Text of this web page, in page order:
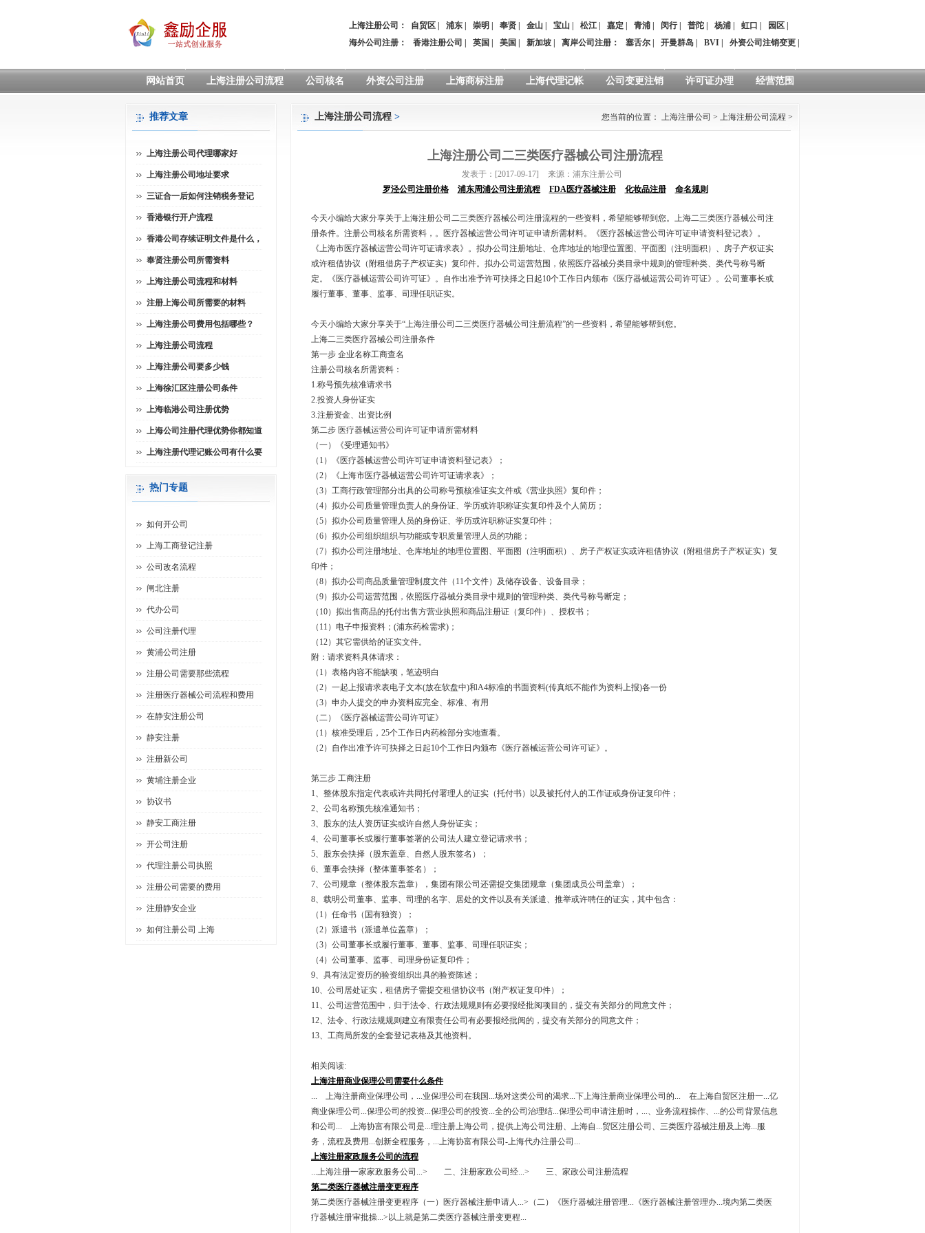
上海注册公司： 自贸区 浦东 崇明 奉贤 金山 宝山 松江 嘉定 青浦 闵行| 普陀 杨浦 虹口 园区
海外公司注册：
香港注册公司 英国 美国 新加坡 离岸公司注册 ： 塞舌尔 开曼群岛 BVI 外资公司注销变更
网站首页 上海注册公司流程 公司核名 外资公司注册 上海商标注册 上海代理记帐 公司变更注销 许可证办理 经营范围
上海注册公司流程 > 您当前的位置： 上海注册公司 > 上海注册公司流程 >
上海注册公司二三类医疗器械公司注册流程
发表于：[2017-09-17]
来源：浦东注册公司
罗泾公司注册价格
浦东周浦公司注册流程 FDA医疗器械注册 化妆品注册 命名规则
今天小编给大家分享关于上海注册公司二三类医疗器械公司注册流程的一些资料，希望能够帮到您。上海二三类医疗器械公司注
册条件。注册公司核名所需资料，。医疗器械运营公司许可证申请所需材料。《医疗器械运营公司许可证申请资料登记表》。
《上海市医疗器械运营公司许可证请求表》。拟办公司注册地址、仓库地址的地理位置图、平面图（注明面积）、房子产权证实
或许租借协议（附租借房子产权证实）复印件。拟办公司运营范围，依照医疗器械分类目录中规则的管理种类、类代号称号断
定。《医疗器械运营公司许可证》。自作出准予许可抉择之日起10个工作日内颁布《医疗器械运营公司许可证》。公司董事长或
履行董事、董事、监事、司理任职证实。
今天小编给大家分享关于“上海注册公司二三类医疗器械公司注册流程”的一些资料，希望能够帮到您。
上海二三类医疗器械公司注册条件
第一步 企业名称工商查名
注册公司核名所需资料：
1.称号预先核准请求书
2.投资人身份证实
3.注册资金、出资比例
第二步 医疗器械运营公司许可证申请所需材料
（一）《受理通知书》
（1）《医疗器械运营公司许可证申请资料登记表》；
（2）《上海市医疗器械运营公司许可证请求表》；
（3）工商行政管理部分出具的公司称号预核准证实文件或《营业执照》复印件；
（4）拟办公司质量管理负责人的身份证、学历或许职称证实复印件及个人简历；
（5）拟办公司质量管理人员的身份证、学历或许职称证实复印件；
（6）拟办公司组织组织与功能或专职质量管理人员的功能；
（7）拟办公司注册地址、仓库地址的地理位置图、平面图（注明面积）、房子产权证实或许租借协议（附租借房子产权证实）复
印件；
（8）拟办公司商品质量管理制度文件（11个文件）及储存设备、设备目录；
（9）拟办公司运营范围，依照医疗器械分类目录中规则的管理种类、类代号称号断定；
（10）拟出售商品的托付出售方营业执照和商品注册证（复印件）、授权书；
（11）电子申报资料；(浦东药检需求)；
（12）其它需供给的证实文件。
附：请求资料具体请求：
（1）表格内容不能缺项，笔迹明白
（2）一起上报请求表电子文本(放在软盘中)和A4标准的书面资料(传真纸不能作为资料上报)各一份
（3）申办人提交的申办资料应完全、标准、有用
（二）《医疗器械运营公司许可证》
（1）核准受理后，25个工作日内药检部分实地查看。
（2）自作出准予许可抉择之日起10个工作日内颁布《医疗器械运营公司许可证》。
第三步 工商注册
1、整体股东指定代表或许共同托付署理人的证实（托付书）以及被托付人的工作证或身份证复印件；
2、公司名称预先核准通知书；
3、股东的法人资历证实或许自然人身份证实；
4、公司董事长或履行董事签署的公司法人建立登记请求书；
5、股东会抉择（股东盖章、自然人股东签名）；
6、董事会抉择（整体董事签名）；
7、公司规章（整体股东盖章），集团有限公司还需提交集团规章（集团成员公司盖章）；
8、载明公司董事、监事、司理的名字、居处的文件以及有关派遣、推举或许聘任的证实，其中包含：
（1）任命书（国有独资）；
（2）派遣书（派遣单位盖章）；
（3）公司董事长或履行董事、董事、监事、司理任职证实；
（4）公司董事、监事、司理身份证复印件；
9、具有法定资历的验资组织出具的验资陈述；
10、公司居处证实，租借房子需提交租借协议书（附产权证复印件）；
11、公司运营范围中，归于法令、行政法规规则有必要报经批阅项目的，提交有关部分的同意文件；
12、法令、行政法规规则建立有限责任公司有必要报经批阅的，提交有关部分的同意文件；
13、工商局所发的全套登记表格及其他资料。
相关阅读:
上海注册商业保理公司需要什么条件
... 上海注册商业保理公司，...业保理公司在我国...场对这类公司的渴求...下上海注册商业保理公司的... 在上海自贸区注册一...亿
商业保理公司...保理公司的投资...保理公司的投资...全的公司治理结...保理公司申请注册时，...、业务流程操作、...的公司背景信息
和公司... 上海协富有限公司是...理注册上海公司，提供上海公司注册、上海自...贸区注册公司、三类医疗器械注册及上海...服
务，流程及费用...创新全程服务，...上海协富有限公司-上海代办注册公司...
上海注册家政服务公司的流程
...上海注册一家家政服务公司...> 二、注册家政公司经...> 三、家政公司注册流程
第二类医疗器械注册变更程序
第二类医疗器械注册变更程序（一）医疗器械注册申请人...>（二）《医疗器械注册管理...《医疗器械注册管理办...境内第二类医
疗器械注册审批操...>以上就是第二类医疗器械注册变更程...
推荐文章
上海注册公司代理哪家好
上海注册公司地址要求
三证合一后如何注销税务登记
香港银行开户流程
香港公司存续证明文件是什么，
奉贤注册公司所需资料
上海注册公司流程和材料
注册上海公司所需要的材料
上海注册公司费用包括哪些？
上海注册公司流程
上海注册公司要多少钱
上海徐汇区注册公司条件
上海临港公司注册优势
上海公司注册代理优势你都知道
上海注册代理记账公司有什么要
热门专题
如何开公司
上海工商登记注册
公司改名流程
闸北注册
代办公司
公司注册代理
黄浦公司注册
注册公司需要那些流程
注册医疗器械公司流程和费用
在静安注册公司
静安注册
注册新公司
黄埔注册企业
协议书
静安工商注册
开公司注册
代理注册公司执照
注册公司需要的费用
注册静安企业
如何注册公司 上海